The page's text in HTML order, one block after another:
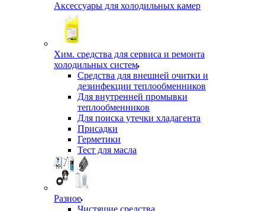
Аксессуары для холодильных камер
Хим. средства для сервиса и ремонта
холодильных систем
Средства для внешней очитки и
дезинфекции теплообменников
Для внутренней промывки
теплообменников
Для поиска утечки хладагента
Присадки
Герметики
Тест для масла
Разное
Чистящие средства